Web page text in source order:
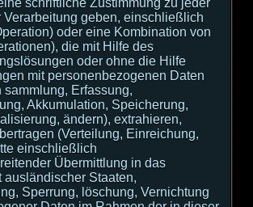
schriftliche Zustimmung zu jeder
Verarbeitung geben, einschließlich
oder eine Kombination von
die mit Hilfe des
oder ohne die Hilfe
mit personenbezogenen Daten
Erfassung,
Akkumulation, Speicherung,
ändern), extrahieren,
(Verteilung, Einreichung,
einschließlich
Übermittlung in das
ausländischer Staaten,
Sperrung, löschung, Vernichtung